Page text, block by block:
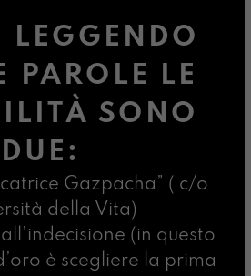
LEGGENDO
PAROLE LE
SONO
DUE:
Gazpacha” ( c/o
della Vita)
(in questo
è scegliere la prima